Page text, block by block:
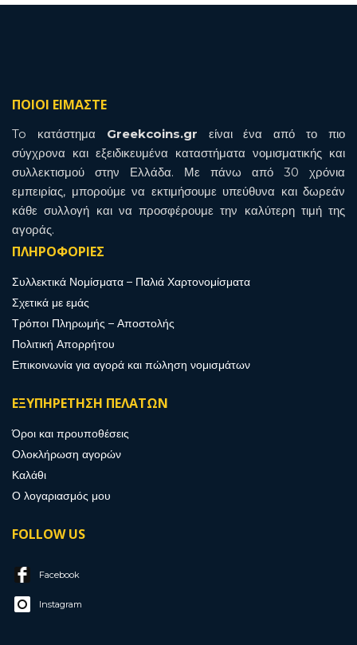
ΠΟΙΟΙ ΕΙΜΑΣΤΕ
To κατάστημα Greekcoins.gr είναι ένα από το πιο
σύγχρονα και εξειδικευμένα καταστήματα νομισματικής και
συλλεκτισμού στην Ελλάδα. Με πάνω από 30 χρόνια
εμπειρίας, μπορούμε να εκτιμήσουμε υπεύθυνα και δωρεάν
κάθε συλλογή και να προσφέρουμε την καλύτερη τιμή της
αγοράς.
ΠΛΗΡΟΦΟΡΙΕΣ
Συλλεκτικά Νομίσματα – Παλιά Χαρτονομίσματα
Σχετικά με εμάς
Τρόποι Πληρωμής – Αποστολής
Πολιτική Απορρήτου
Επικοινωνία για αγορά και πώληση νομισμάτων
ΕΞΥΠΗΡΕΤΗΣΗ ΠΕΛΑΤΩΝ
Όροι και προυποθέσεις
Ολοκλήρωση αγορών
Καλάθι
Ο λογαριασμός μου
FOLLOW US
Facebook
Instagram